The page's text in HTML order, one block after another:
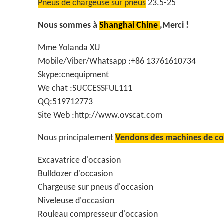
Pneus de chargeuse sur pneus 23.5-25
Nous sommes à Shanghai Chine ,Merci !
Mme Yolanda XU
Mobile/Viber/Whatsapp :+86 13761610734
Skype:cnequipment
We chat :SUCCESSFUL111
QQ:519712773
Site Web :http://www.ovscat.com
Nous principalement Vendons des machines de
Excavatrice d'occasion
Bulldozer d'occasion
Chargeuse sur pneus d'occasion
Niveleuse d'occasion
Rouleau compresseur d'occasion